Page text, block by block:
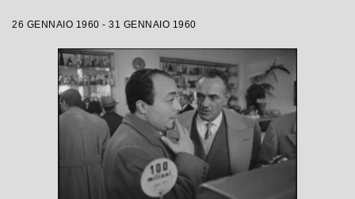
26 GENNAIO 1960 - 31 GENNAIO 1960